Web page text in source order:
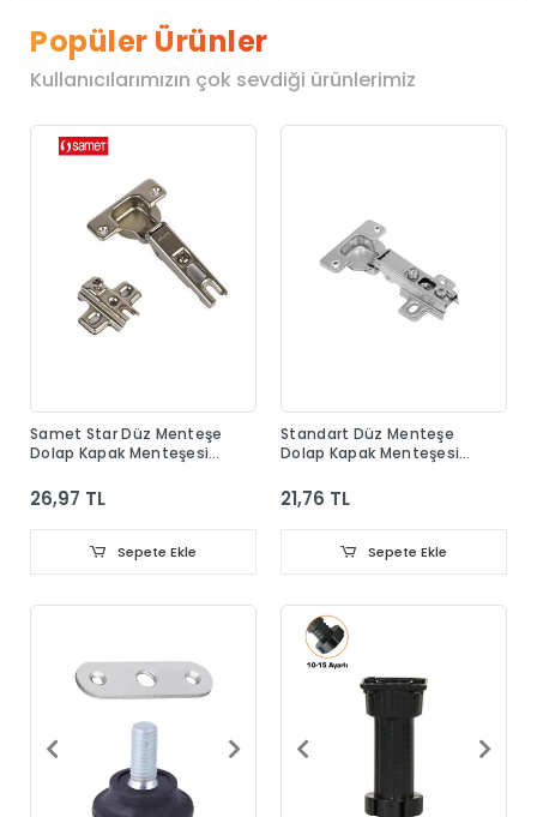
Popüler Ürünler
Kullanıcılarımızın çok sevdiği ürünlerimiz
Samet Star Düz Menteşe
Dolap Kapak Menteşesi
26,97 TL
Sepete Ekle
Standart Düz Menteşe
Dolap Kapak Menteşesi
21,76 TL
Sepete Ekle